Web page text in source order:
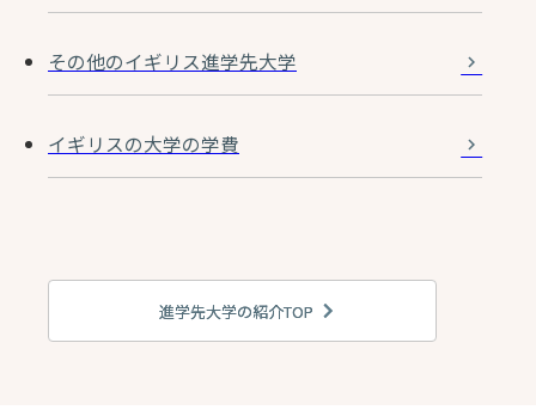
その他のイギリス進学先大学
イギリスの大学の学費
進学先大学の紹介TOP